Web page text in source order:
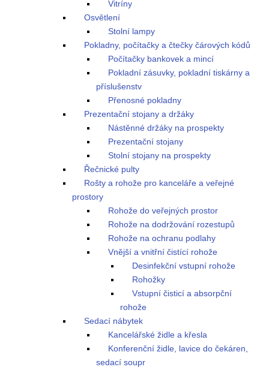
Vitríny
Osvětlení
Stolní lampy
Pokladny, počítačky a čtečky čárových kódů
Počítačky bankovek a mincí
Pokladní zásuvky, pokladní tiskárny a
příslušenstv
Přenosné pokladny
Prezentační stojany a držáky
Nástěnné držáky na prospekty
Prezentační stojany
Stolní stojany na prospekty
Řečnické pulty
Rošty a rohože pro kanceláře a veřejné
prostory
Rohože do veřejných prostor
Rohože na dodržování rozestupů
Rohože na ochranu podlahy
Vnější a vnitřní čistící rohože
Desinfekční vstupní rohože
Rohožky
Vstupní čisticí a absorpční
rohože
Sedací nábytek
Kancelářské židle a křesla
Konferenční židle, lavice do čekáren,
sedací soupr